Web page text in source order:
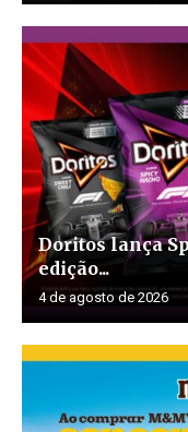
Doritos lança
edição...
4 de agosto de 2026